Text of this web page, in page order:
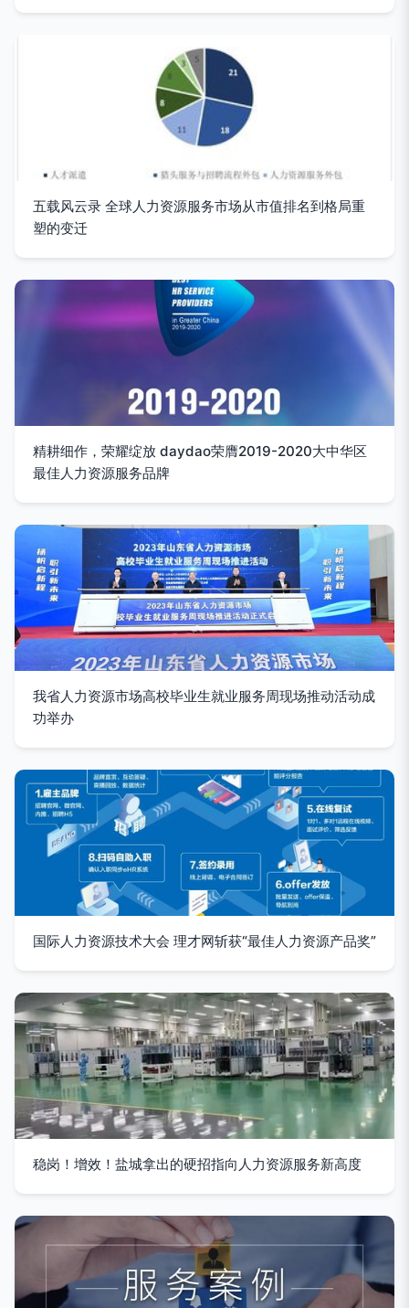
五载风云录 全球人力资源服务市场从市值排名到格局重
塑的变迁
精耕细作，荣耀绽放 daydao荣膺2019-2020大中华区
最佳人力资源服务品牌
我省人力资源市场高校毕业生就业服务周现场推动活动成
功举办
国际人力资源技术大会 理才网斩获“最佳人力资源产品奖”
稳岗！增效！盐城拿出的硬招指向人力资源服务新高度